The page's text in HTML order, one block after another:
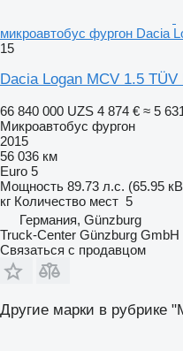
микроавтобус фургон Dacia
15
Dacia Logan MCV 1.5 TÜV
66 840 000 UZS 4 874 € ≈ 5
Микроавтобус фургон
2015
56 036 км
Euro 5
Мощность 89.73 л.с. (65.95
кг Количество мест 5
Германия, Günzburg
Truck-Center Günzburg GmbH
Связаться с продавцом
Другие марки в рубрике